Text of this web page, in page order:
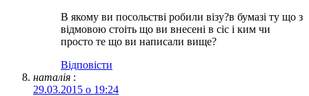
В якому ви посольстві робили візу?в бумазі ту що з
відмовою стоіть що ви внесені в сіс і ким чи
просто те що ви написали вище?
Відповіcти
наталія :
29.03.2015 о 19:24